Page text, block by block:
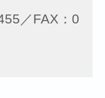
／FAX：0